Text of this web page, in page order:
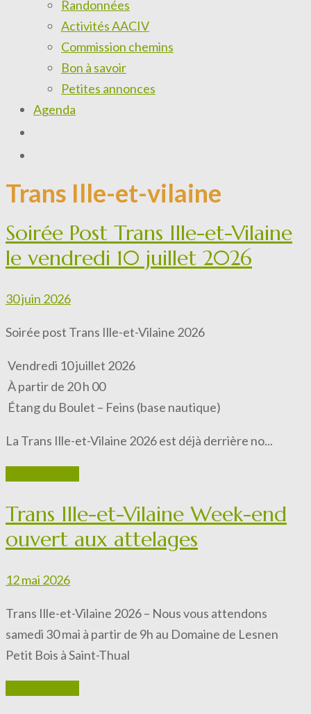
Randonnées
Activités AACIV
Commission chemins
Bon à savoir
Petites annonces
Agenda
Trans Ille-et-vilaine
Soirée Post Trans Ille-et-Vilaine
le vendredi 10 juillet 2026
30 juin 2026
Soirée post Trans Ille-et-Vilaine 2026
Vendredi 10 juillet 2026
À partir de 20 h 00
Étang du Boulet – Feins (base nautique)
La Trans Ille-et-Vilaine 2026 est déjà derrière no...
Trans Ille-et-Vilaine Week-end
ouvert aux attelages
12 mai 2026
Trans Ille-et-Vilaine 2026 – Nous vous attendons
samedi 30 mai à partir de 9h au Domaine de Lesnen
Petit Bois à Saint-Thual